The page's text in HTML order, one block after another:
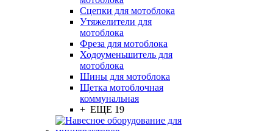
Сцепки для мотоблока
Утяжелители для
мотоблока
Фреза для мотоблока
Ходоуменьшитель для
мотоблока
Шины для мотоблока
Щетка мотоблочная
коммунальная
+ ЕЩЕ 19